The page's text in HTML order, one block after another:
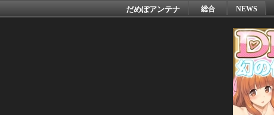
だめぽアンテナ 総合 NEWS